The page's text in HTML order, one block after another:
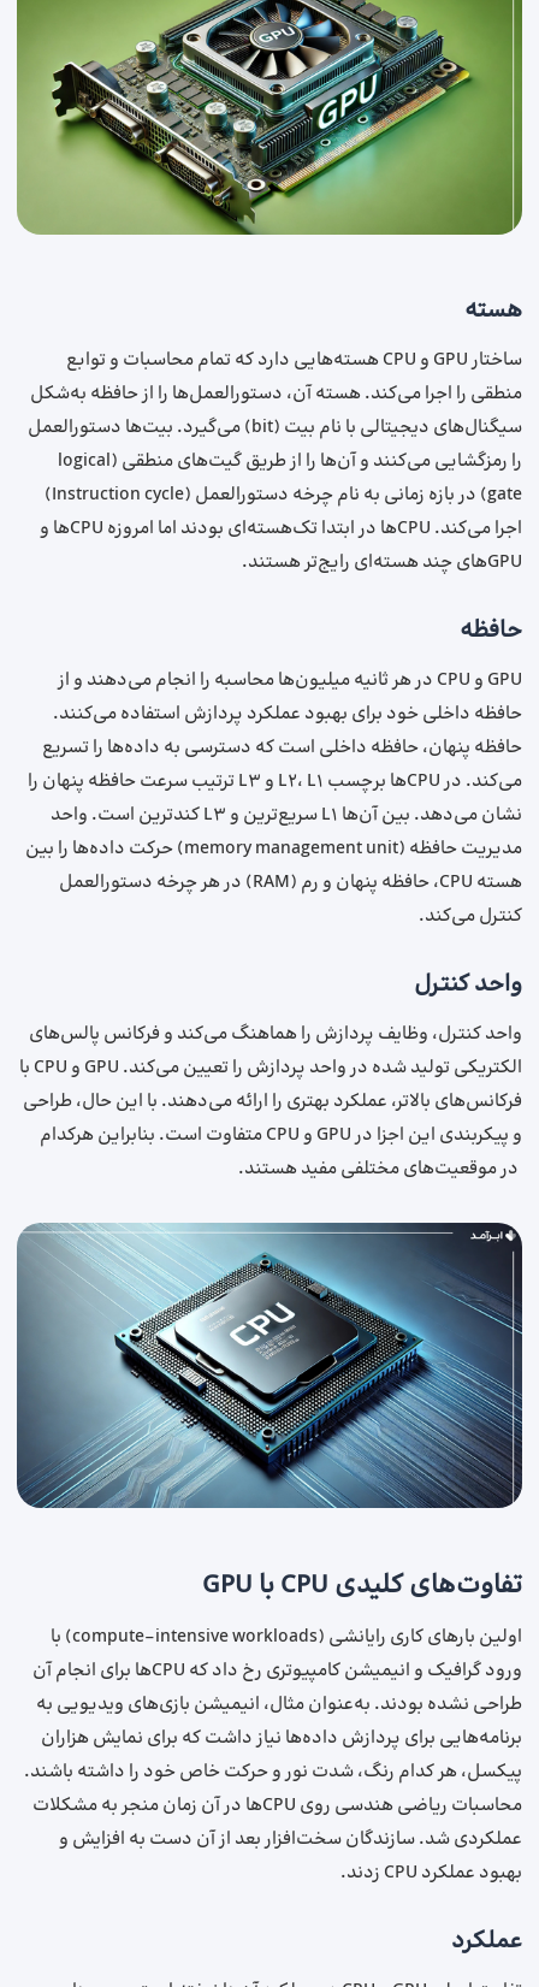
هسته
ساختار GPU و CPU هسته‌هایی دارد که تمام محاسبات و توابع
منطقی را اجرا می‌کند. هسته آن، دستورالعمل‌ها را از حافظه به‌شکل
سیگنال‌های دیجیتالی با نام بیت (bit) می‌گیرد. بیت‌ها دستورالعمل‌
را رمزگشایی می‌کنند و آن‌ها را از طریق گیت‌های منطقی (logical
gate) در بازه زمانی به ‌نام چرخه دستورالعمل (Instruction cycle)
اجرا می‌کند. CPU‌ها در ابتدا تک‌هسته‌ای بودند اما امروزه CPU‌ها و
GPU‌های چند هسته‌ای رایج‌تر هستند.
حافظه
GPU و CPU در هر ثانیه میلیون‌ها محاسبه را انجام می‌دهند و از
حافظه داخلی خود برای بهبود عملکرد پردازش استفاده می‌کنند.
حافظه پنهان، حافظه داخلی است که دسترسی به داده‌ها را تسریع
می‌کند. در CPU‌‌ها برچسب L۲، L۱ و L۳ ترتیب سرعت حافظه پنهان را
نشان می‌دهد. بین آن‌ها L۱ سریع‌ترین و L۳ کندترین است. واحد
مدیریت حافظه (memory management unit) حرکت داده‌ها را بین
هسته CPU، حافظه پنهان و رم (RAM) در هر چرخه دستورالعمل
کنترل می‌کند.
واحد کنترل
واحد کنترل، وظایف پردازش را هماهنگ می‌کند و فرکانس پالس‌های
الکتریکی تولید شده در واحد پردازش را تعیین می‌کند. GPU و CPU با
فرکانس‌‌های بالاتر، عملکرد بهتری را ارائه می‌دهند. با این حال، طراحی
و پیکربندی این اجزا در GPU و CPU متفاوت است. بنابراین هرکدام
در موقعیت‌های مختلفی مفید هستند.
تفاوت‌های کلیدی CPU با GPU
اولین بارهای کاری رایانشی (compute-intensive workloads) با
ورود گرافیک و انیمیشن کامپیوتری رخ داد که CPU‌ها برای انجام آن
طراحی نشده بودند. به‌عنوان مثال، انیمیشن بازی‌های ویدیویی به
برنامه‌هایی برای پردازش داده‌ها نیاز داشت که برای نمایش هزاران
پیکسل، هر کدام رنگ، شدت نور و حرکت خاص خود را داشته باشند.
محاسبات ریاضی هندسی روی CPU‌ها در آن زمان منجر به مشکلات
عملکردی شد. سازندگان سخت‌افزار بعد از آن دست به افزایش و
بهبود عملکرد CPU زدند.
عملکرد